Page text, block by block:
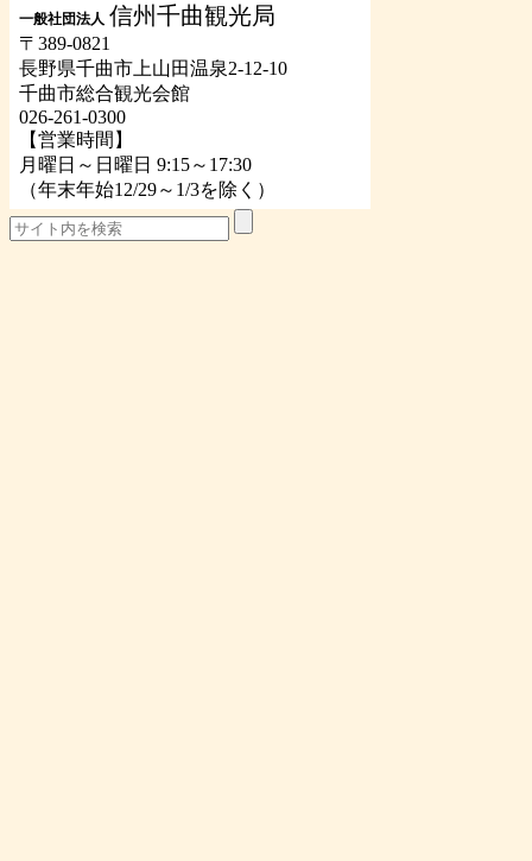
一般社団法人 信州千曲観光局
〒389-0821
長野県千曲市上山田温泉2-12-10
千曲市総合観光会館
026-261-0300
【営業時間】
月曜日～日曜日 9:15～17:30
（年末年始12/29～1/3を除く）